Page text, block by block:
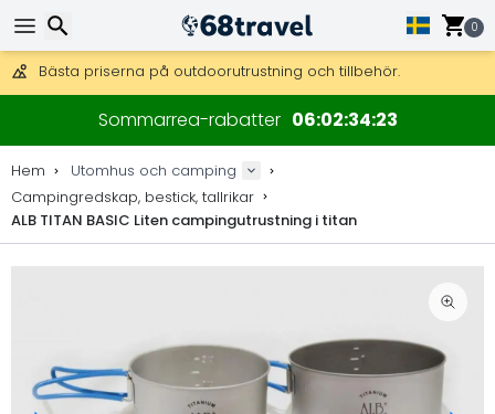
0
DHL Express över natten är också tillgängligt.
30 dagar för retur, 90 dagar för träkartor och dekorationer.
Bästa priserna på outdoorutrustning och tillbehör.
Sommarrea-rabatter 06023423
Hem
Utomhus och camping
Campingredskap, bestick, tallrikar
ALB TITAN BASIC Liten campingutrustning i titan
Sök